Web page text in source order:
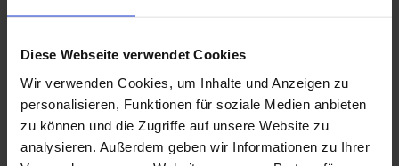
Diese Webseite verwendet Cookies
Wir verwenden Cookies, um Inhalte und Anzeigen zu
personalisieren, Funktionen für soziale Medien anbieten
zu können und die Zugriffe auf unsere Website zu
analysieren. Außerdem geben wir Informationen zu Ihrer
Weitere Serien von Coem
Fliesenkleber